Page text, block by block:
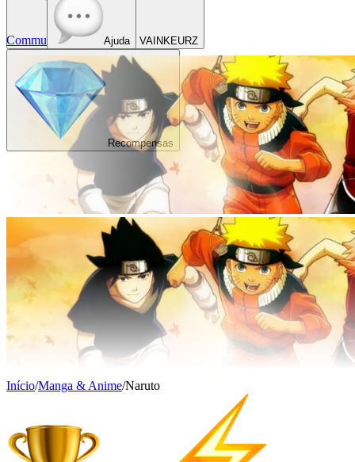
VAINKEURZ
Recompensas
Commu Ajuda
Início/Manga & Anime/Naruto